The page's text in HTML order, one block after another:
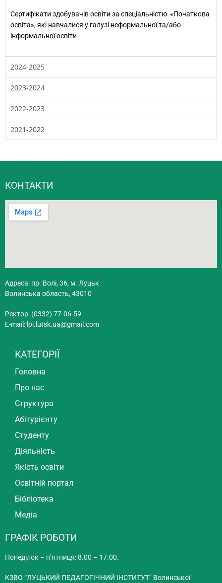
Сертифікати здобувачів освіти за спеціальністю «Початкова
освіта», які навчалися у галузі неформальної та/або
інформальної освіти
2024-2025
2023-2024
2022-2023
2021-2022
КОНТАКТИ
Адреса: пр. Волі, 36, м. Луцьк
Волинська область, 43010
Ректор: (0332) 77-06-59
E-mail: lpi.lutsk.ua@gmail.com
КАТЕГОРІЇ
Головна
Про нас
Структура
Абітурієнту
Студенту
Діяльність
Якість освіти
Освітній портал
Бібліотека
Медіа
ГРАФІК РОБОТИ
Понеділок – п’ятниця: 8.00 – 17.00.
КЗВО “ЛУЦЬКИЙ ПЕДАГОГІЧНИЙ ІНСТИТУТ” Волинської